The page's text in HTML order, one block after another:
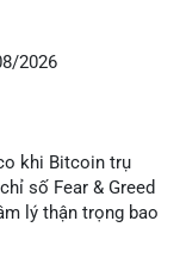
ưu thế.
(lạm phát
người Mỹ đang
dịch vụ giao dịch
2026
khi Bitcoin trụ
số Fear & Greed
lý thận trọng bao